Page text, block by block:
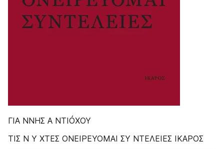
ΓΙΑ ΝΝΗΣ Α ΝΤΙÓΧΟΥ
ΤΙΣ Ν Υ ΧΤΕΣ ΟΝΕΙΡΕΥΟΜΑΙ ΣΥ ΝΤΕΛΕΙΕΣ ΙΚΑΡΟΣ